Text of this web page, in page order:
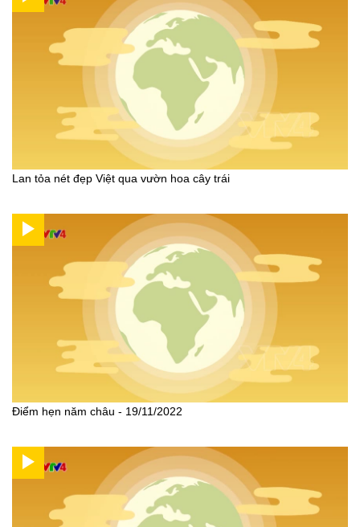
Lan tỏa nét đẹp Việt qua vườn hoa cây trái
Điểm hẹn năm châu - 19/11/2022